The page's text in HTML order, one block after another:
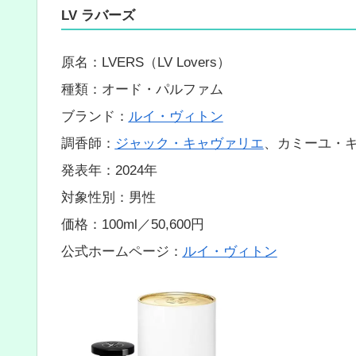
LV ラバーズ
原名：LVERS（LV Lovers）
種類：オード・パルファム
ブランド： ルイ・ヴィトン
調香師： ジャック・キャヴァリエ、カミーユ・
発表年：2024年
対象性別：男性
価格：100ml／50,600円
公式ホームページ： ルイ・ヴィトン